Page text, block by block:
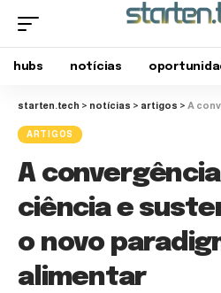
hubs notícias
starten.tech > notícias > artigos > A
ARTIGOS
A
ciência e
o novo
alimentar